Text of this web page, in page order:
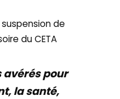
de
du CETA
avérés pour
la santé,